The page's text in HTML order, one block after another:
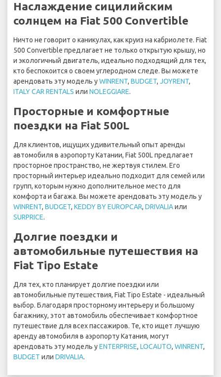
Наслаждение сицилийским
солнцем на Fiat 500 Convertible
Ничто не говорит о каникулах, как круиз на кабриолете. Fiat
500 Convertible предлагает не только открытую крышу, но
и экологичный двигатель, идеально подходящий для тех,
кто беспокоится о своем углеродном следе. Вы можете
арендовать эту модель уWINRENT, BUDGET, JOYRENT,
ITALY CAR RENTALS или NOLEGGIARE.
Просторные и комфортные
поездки на Fiat 500L
Для клиентов, ищущих удивительный опыт аренды
автомобиля в аэропорту Катании, Fiat 500L предлагает
просторное пространство, не жертвуя стилем. Его
просторный интерьер идеально подходит для семей или
групп, которым нужно дополнительное место для
комфорта и багажа. Вы можете арендовать эту модель у
WINRENT, BUDGET, KEDDY BY EUROPCAR, DRIVALIAили
SURPRICE.
Долгие поездки и
автомобильные путешествия на
Fiat Tipo Estate
Для тех, кто планирует долгие поездки или
автомобильные путешествия, Fiat Tipo Estate - идеальный
выбор. Благодаря просторному интерьеру и большому
багажнику, этот автомобиль обеспечивает комфортное
путешествие для всех пассажиров. Те, кто ищет лучшую
аренду автомобиля в аэропорту Катания, могут
арендовать эту модель уENTERPRISE, LOCAUTO, WINRENT,
BUDGET или DRIVALIA.